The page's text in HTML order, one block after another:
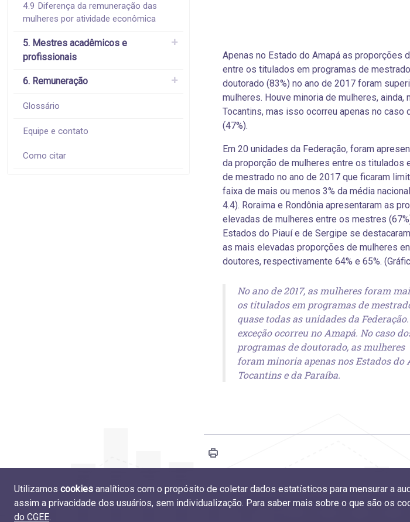
4.9 Diferença da remuneração das
mulheres por atividade econômica
5. Mestres acadêmicos e
profissionais
6. Remuneração
Glossário
Equipe e contato
Como citar
Apenas no Estado do Amapá as proporções
entre os titulados em programas de
doutorado (83%) no ano de 2017 foram
mulheres. Houve minoria de mulheres, ainda,
Tocantins, mas isso ocorreu apenas no caso
(47%).
Em 20 unidades da Federação, foram
da proporção de mulheres entre os titulados
de mestrado no ano de 2017 que ficaram
faixa de mais ou menos 3% da média
4.4). Roraima e Rondônia apresentaram as
elevadas de mulheres entre os mestres
Estados do Piauí e de Sergipe se
as mais elevadas proporções de mulheres
doutores, respectivamente 64% e 65%.
No ano de 2017, as mulheres foram
os titulados em programas de
quase todas as unidades da
exceção ocorreu no Amapá. No caso
programas de doutorado, as mulheres
foram minoria apenas nos Estados do
Tocantins e da Paraíba.
4.1 Participação de mulheres entre os titulados
Utilizamos cookies analíticos com o propósito de coletar dados estatísticos para mensurar a
assim a privacidade dos usuários, sem individualização. Para saber mais sobre o que são os
do CGEE.